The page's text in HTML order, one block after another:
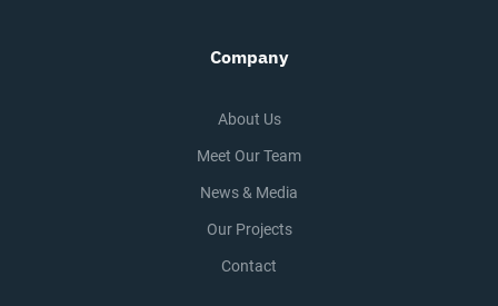
Company
About Us
Meet Our Team
News & Media
Our Projects
Contact